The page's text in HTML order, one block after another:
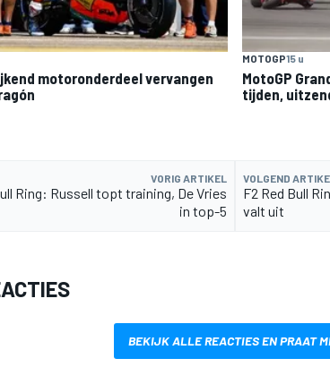
motoronderdeel vervangen
MOTOGP15 u
MotoGP
tijden,
VORIG ARTIKEL
Ring: Russell topt training, De Vries
in top-5
VOLGEND
F2 Red Bull
valt uit
BEKIJK ALLE REACTIES EN PRAAT